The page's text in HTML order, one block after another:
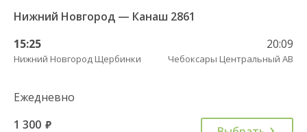
Нижний Новгород — Канаш 2861
15:25
Нижний Новгород Щербинки
20:09
Чебоксары Центральный АВ
Ежедневно
1 300 руб.